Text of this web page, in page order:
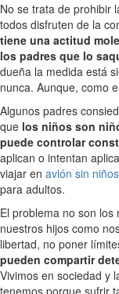
No se trata de prohibir
todos disfruten de la
tiene una actitud
los padres que lo
dueña la medida está
nunca. Aunque, como
Algunos padres
que los niños son
puede controlar
aplican o intentan
viajar en avión sin niños
para adultos.
El problema no son
nuestros hijos como
libertad, no poner
pueden compartir
Vivimos en sociedad y